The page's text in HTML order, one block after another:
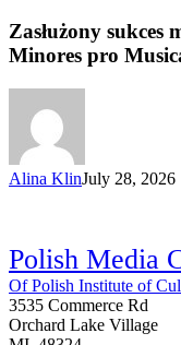
Zasłużony sukces
Minores pro
Alina KlinJuly 28, 2026
Polish Media
Of Polish Institute of
3535 Commerce Rd
Orchard Lake Village